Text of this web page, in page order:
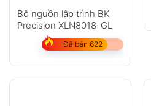
Bộ nguồn lập trình BK
Precision XLN8018-GL
Đã bán 622